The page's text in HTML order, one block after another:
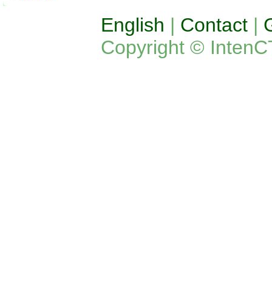
English | Contact |
Copyright ©